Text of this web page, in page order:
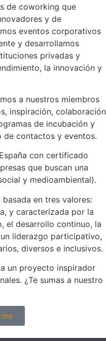
de coworking que
y de
eventos corporativos
y desarrollamos
privadas y
la innovación y
a nuestros miembros
inspiración, colaboración
de incubación y
de contactos y eventos.
con certificado
que buscan una
y medioambiental).
en tres valores:
y caracterizada por la
el desarrollo continuo, la
liderazgo participativo,
diversos e inclusivos.
un proyecto inspirador
¿Te sumas a nuestro